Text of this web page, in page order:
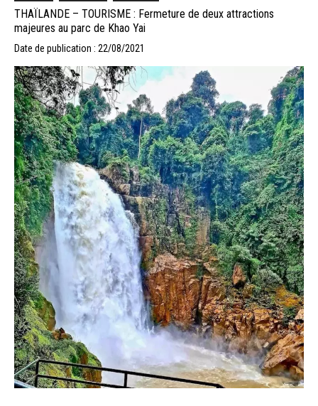
THAÏLANDE – TOURISME : Fermeture de deux attractions
majeures au parc de Khao Yai
Date de publication : 22/08/2021